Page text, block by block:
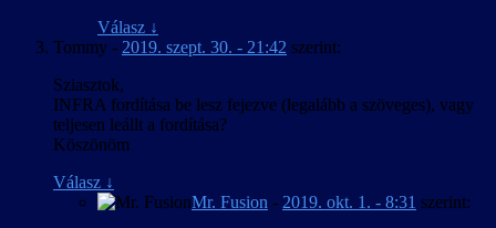
Válasz ↓
Tommy - 2019. szept. 30. - 21:42 szerint:
Sziasztok,
INFRA fordítása be lesz fejezve (legalább a szöveges), vagy
teljesen leállt a fordítása?
Köszönöm
Válasz ↓
Mr. Fusion - 2019. okt. 1. - 8:31 szerint: